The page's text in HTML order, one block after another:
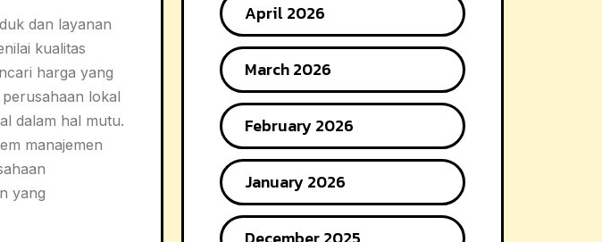
dan layanan
kualitas
harga yang
lokal
dalam hal mutu.
manajemen
yang
April 2026
March 2026
February 2026
January 2026